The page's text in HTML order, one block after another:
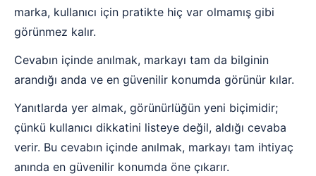
marka, kullanıcı için pratikte hiç var olmamış gibi
görünmez kalır.
Cevabın içinde anılmak, markayı tam da bilginin
arandığı anda ve en güvenilir konumda görünür kılar.
Yanıtlarda yer almak, görünürlüğün yeni biçimidir;
çünkü kullanıcı dikkatini listeye değil, aldığı cevaba
verir. Bu cevabın içinde anılmak, markayı tam ihtiyaç
anında en güvenilir konumda öne çıkarır.